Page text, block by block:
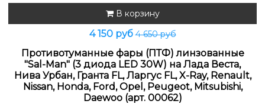
В корзину
4 150 руб4 650 руб
Противотуманные фары (ПТФ) линзованные
"Sal-Man" (3 диода LED 30W) на Лада Веста,
Нива Урбан, Гранта FL, Ларгус FL, X-Ray, Renault,
Nissan, Honda, Ford, Opel, Peugeot, Mitsubishi,
Daewoo (арт. 00062)